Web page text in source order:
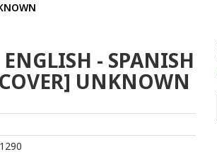
- SPANISH
UNKNOWN